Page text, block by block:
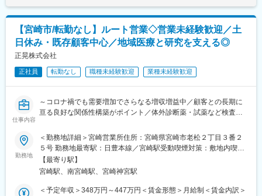
・基本土日祝休み／年3回の大型連休あり
・残業20h以内
・スケジュールに合わせて直行直帰可
・転居を伴う転勤はありません
■やりがい：
・最近、健康のことで困っていることがないかなど、親身にお話
を聞くことで、お客様と信頼関係を築き、お客様の健康管理に貢
献することができます。
・「この薬すごく効き目があって良かったよ。」「こないだのリ
ンゴ酢美味しかった！ちょうどまた買おうと思ってたの。来てく
変更の範囲：会社の定める業務
・健康相談、新商品・サービスのご提案 など
※一部、新たに配置薬を置いていただくお客様への訪問がありま
す。
└配置薬は無料でおけるので、お客様も抵抗なく置いてくれる製
品です。
■未経験の方も安心！充実した研修制度：
・入社直後～2週間 ： OJT形式で、薬の種類や成分など基礎知識
を身につけます。
す。「会話のコツ」や「商品のご案内方法」といった実践的なス
キルを習得します。
・入社1カ月以降 ： 慣れてきたら独り立ち。既存のお客様をメイ
ンに訪問します。
成や売り上げに対して支払われます賃金はあくまでも目安の金額
であり、選考を通じて上下する可能性があります。月給(月額)は固
定手当を含めた表記です。
【宮崎市/転勤なし】ルート営業◇営業未経験歓迎／土
日休み・既存顧客中心／地域医療と研究を支える◎
正晃株式会社
正社員 転勤なし 職種未経験歓迎 業種未経験歓迎
仕事内容
～コロナ禍でも需要増加でさらなる増収増益中／顧客との長期に
亘る良好な関係性構築がポイント／体外診断薬・試薬など検査・
■募集背景
ルート営業職の欠員分の補充を急募しています。医療や研究に欠
かせない体外診断薬・研究用試薬・精密分析機器・実験器材など
を提案・提供し、医療従事者や研究者をサポートすることがミッ
ションです。チームの一員として、顧客との信頼関係を築き、業
務を円滑に進めていただける方を求めています。
勤務地
＜勤務地詳細＞宮崎営業所住所：宮崎県宮崎市老松２丁目３番２
５号 勤務地最寄駅：日豊本線／宮崎駅受動喫煙対策：敷地内喫煙
可能場所あり変更の範囲：無
【最寄り駅】
宮崎駅、南宮崎駅、宮崎神宮駅
＜予定年収＞348万円～447万円＜賃金形態＞月給制＜賃金内訳＞